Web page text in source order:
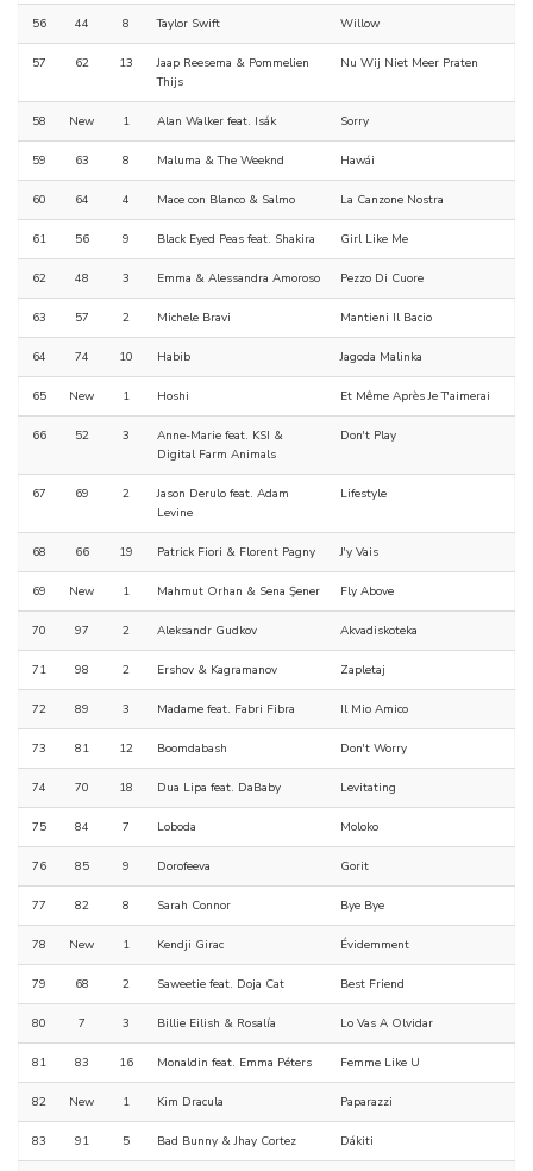
56 44 8 Taylor Swift Willow
57 62 13
Jaap Reesema & Pommelien
Thijs
Nu Wij Niet Meer Praten
58 New 1 Alan Walker feat. Isák Sorry
59 63 8 Maluma & The Weeknd Hawái
60 64 4 Mace con Blanco & Salmo La Canzone Nostra
61 56 9 Black Eyed Peas feat. Shakira Girl Like Me
62 48 3 Emma & Alessandra Amoroso Pezzo Di Cuore
63 57 2 Michele Bravi Mantieni Il Bacio
64 74 10 Habib Jagoda Malinka
65 New 1 Hoshi Et Même Après Je T'aimerai
66 52 3
Anne-Marie feat. KSI &
Digital Farm Animals
Don't Play
67 69 2
Jason Derulo feat. Adam
Levine
Lifestyle
68 66 19 Patrick Fiori & Florent Pagny J'y Vais
69 New 1 Mahmut Orhan & Sena Şener Fly Above
70 97 2 Aleksandr Gudkov Akvadiskoteka
71 98 2 Ershov & Kagramanov Zapletaj
72 89 3 Madame feat. Fabri Fibra Il Mio Amico
73 81 12 Boomdabash Don't Worry
74 70 18 Dua Lipa feat. DaBaby Levitating
75 84 7 Loboda Moloko
76 85 9 Dorofeeva Gorit
77 82 8 Sarah Connor Bye Bye
78 New 1 Kendji Girac Évidemment
79 68 2 Saweetie feat. Doja Cat Best Friend
80 7 3 Billie Eilish & Rosalía Lo Vas A Olvidar
81 83 16 Monaldin feat. Emma Péters Femme Like U
82 New 1 Kim Dracula Paparazzi
83 91 5 Bad Bunny & Jhay Cortez Dákiti